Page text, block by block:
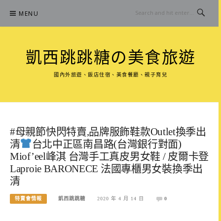
content
MENU
凱西跳跳糖の美食旅遊
國內外旅遊、飯店住宿、美食餐廳、親子育兒
#母親節快閃特賣,品牌服飾鞋款Outlet換季出
清
台北中正區南昌路(台灣銀行對面)
Miof’eel峰淇 台灣手工真皮男女鞋 / 皮爾卡登
Laproie BARONECE 法國專櫃男女裝換季出
清
特賣會情報 凱西跳跳糖 2020 年 4 月 14 日 0